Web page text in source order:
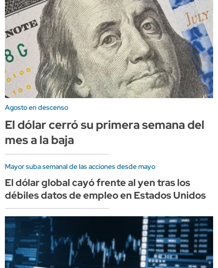
Agosto en descenso
El dólar cerró su primera semana del
mes a la baja
Mayor suba semanal de las acciones desde mayo
El dólar global cayó frente al yen tras los
débiles datos de empleo en Estados Unidos